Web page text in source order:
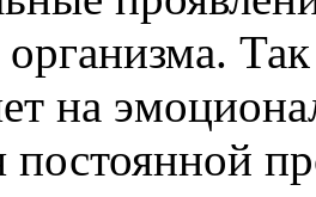
на
постоянной